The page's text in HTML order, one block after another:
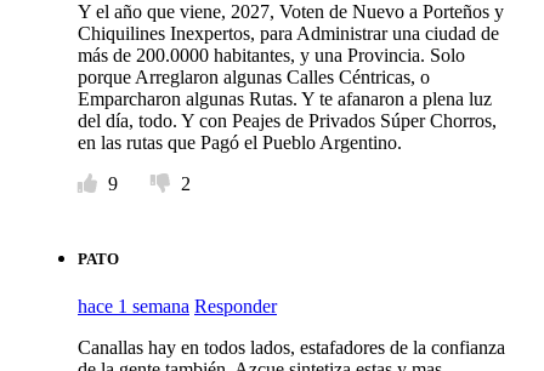
Y el año que viene, 2027, Voten de Nuevo a Porteños y
Chiquilines Inexpertos, para Administrar una ciudad de
más de 200.0000 habitantes, y una Provincia. Solo
porque Arreglaron algunas Calles Céntricas, o
Emparcharon algunas Rutas. Y te afanaron a plena luz
del día, todo. Y con Peajes de Privados Súper Chorros,
en las rutas que Pagó el Pueblo Argentino.
9
2
PATO
hace 1 semana Responder
Canallas hay en todos lados, estafadores de la confianza